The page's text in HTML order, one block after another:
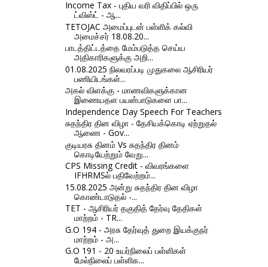
Income Tax - புதிய வரி விதிப்பில் ஒரு
ட்விஸ்ட் - ஆ...
TETOJAC அமைப்புடன் பள்ளிக் கல்வி
அமைச்சர் 18.08.20...
பாடத்திட்டத்தை மேம்படுத்த செய்ய
அதிகாரிகளுக்கு அறி...
01.08.2025 நிலவரப்படி முதுகலை ஆசிரியர்
பணியிடங்கள்...
அகல் விளக்கு - மாணவிகளுக்கான
இணையதள பயன்பாடுகளை பா...
Independence Day Speech For Teachers
சுதந்திர தின விழா - தேசியக்கொடி ஏற்றுதல்
ஆணை - Gov...
குடியரசு தினம் Vs சுதந்திர தினம்
கொடியேற்றும் வேறு...
CPS Missing Credit - விவரங்களை
IFHRMSல் பதிவேற்றம்...
15.08.2025 அன்று சுதந்திர தின விழா
கொண்டாடுதல் -...
TET - ஆசிரியர் தகுதித் தேர்வு தேதிகள்
மாற்றம் - TR...
G.O 194 - அரசு தேர்வுத் துறை இயக்குநர்
மாற்றம் - அ...
G.O 191 - 20 உயர்நிலைப் பள்ளிகள்
மேல்நிலைப் பள்ளிக...